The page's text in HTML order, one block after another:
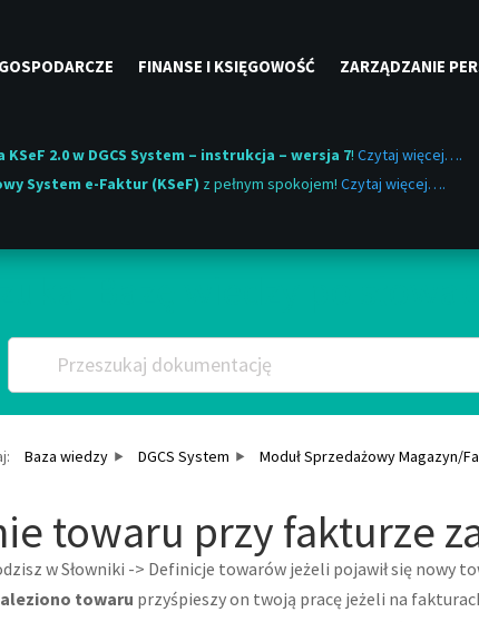
FINANSE I KSIĘGOWOŚĆ ZARZĄDZANIE
2.0 w DGCS System – instrukcja – wersja 7! Czytaj więcej….
System e-Faktur (KSeF) z pełnym spokojem! Czytaj więcej….
Baza wiedzy DGCS System Moduł Sprzedażowy Magazyn/
towaru przy fakturze
w Słowniki -> Definicje towarów jeżeli pojawił się nowy
towaru przyśpieszy on twoją pracę jeżeli na